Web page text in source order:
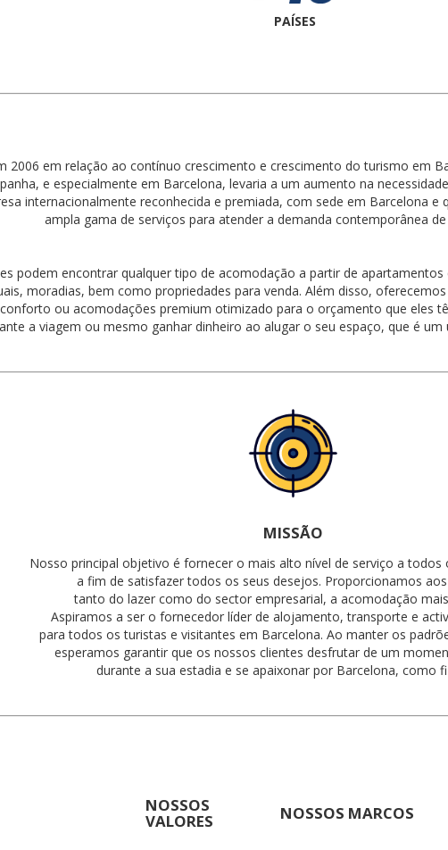
PAÍSES
2006 em relação ao contínuo crescimento e crescimento do turismo em
e especialmente em Barcelona, levaria a um aumento na
internacionalmente reconhecida e premiada, com sede em Barcelona
ampla gama de serviços para atender a demanda contemporânea
podem encontrar qualquer tipo de acomodação a partir de
moradias, bem como propriedades para venda. Além disso,
ou acomodações premium otimizado para o orçamento que eles
a viagem ou mesmo ganhar dinheiro ao alugar o seu espaço, que é
MISSÃO
Nosso principal objetivo é fornecer o mais alto nível de serviço a todos
a fim de satisfazer todos os seus desejos. Proporcionamos
tanto do lazer como do sector empresarial, a acomodação
Aspiramos a ser o fornecedor líder de alojamento, transporte e
para todos os turistas e visitantes em Barcelona. Ao manter os
esperamos garantir que os nossos clientes desfrutar de um
durante a sua estadia e se apaixonar por Barcelona, como
NOSSOS
VALORES NOSSOS MARCOS